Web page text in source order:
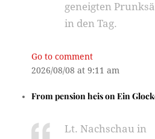
geneigten
in den Tag.
Go to comment
2026/08/08 at 9:11 am
Frompension heisonEin
Lt. Nachschau in